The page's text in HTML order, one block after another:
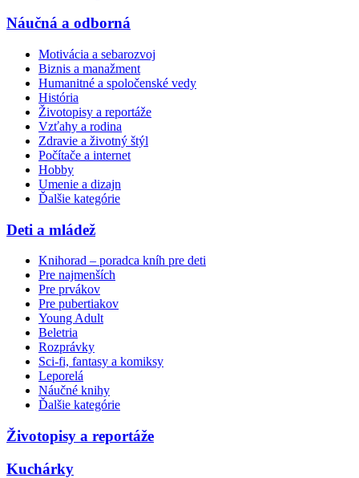
Náučná a odborná
Motivácia a sebarozvoj
Biznis a manažment
Humanitné a spoločenské vedy
História
Životopisy a reportáže
Vzťahy a rodina
Zdravie a životný štýl
Počítače a internet
Hobby
Umenie a dizajn
Ďalšie kategórie
Deti a mládež
Knihorad – poradca kníh pre deti
Pre najmenších
Pre prvákov
Pre pubertiakov
Young Adult
Beletria
Rozprávky
Sci-fi, fantasy a komiksy
Leporelá
Náučné knihy
Ďalšie kategórie
Životopisy a reportáže
Kuchárky